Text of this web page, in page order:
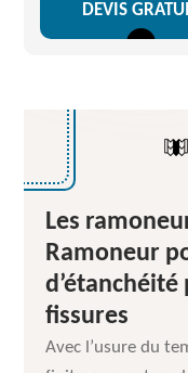
DEVIS
Les
Ramoneur
fissures
Avec l’usure du